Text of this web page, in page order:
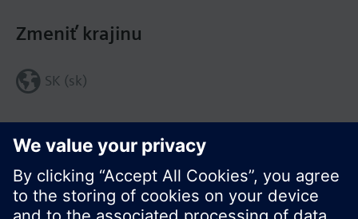
Zdieľať túto stránku:
Zmeniť krajinu
SK (sk)